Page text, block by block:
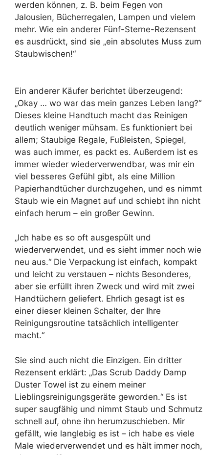
werden können, z. B. beim Fegen von
Jalousien, Bücherregalen, Lampen und vielem
mehr. Wie ein anderer Fünf-Sterne-Rezensent
es ausdrückt, sind sie „ein absolutes Muss zum
Staubwischen!“
Ein anderer Käufer berichtet überzeugend:
„Okay … wo war das mein ganzes Leben lang?“
Dieses kleine Handtuch macht das Reinigen
deutlich weniger mühsam. Es funktioniert bei
allem; Staubige Regale, Fußleisten, Spiegel,
was auch immer, es packt es. Außerdem ist es
immer wieder wiederverwendbar, was mir ein
viel besseres Gefühl gibt, als eine Million
Papierhandtücher durchzugehen, und es nimmt
Staub wie ein Magnet auf und schiebt ihn nicht
einfach herum – ein großer Gewinn.
„Ich habe es so oft ausgespült und
wiederverwendet, und es sieht immer noch wie
neu aus.“ Die Verpackung ist einfach, kompakt
und leicht zu verstauen – nichts Besonderes,
aber sie erfüllt ihren Zweck und wird mit zwei
Handtüchern geliefert. Ehrlich gesagt ist es
einer dieser kleinen Schalter, der Ihre
Reinigungsroutine tatsächlich intelligenter
macht.“
Sie sind auch nicht die Einzigen. Ein dritter
Rezensent erklärt: „Das Scrub Daddy Damp
Duster Towel ist zu einem meiner
Lieblingsreinigungsgeräte geworden.“ Es ist
super saugfähig und nimmt Staub und Schmutz
schnell auf, ohne ihn herumzuschieben. Mir
gefällt, wie langlebig es ist – ich habe es viele
Male wiederverwendet und es hält immer noch,